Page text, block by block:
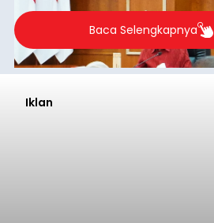
Baca Selengkapnya
Iklan